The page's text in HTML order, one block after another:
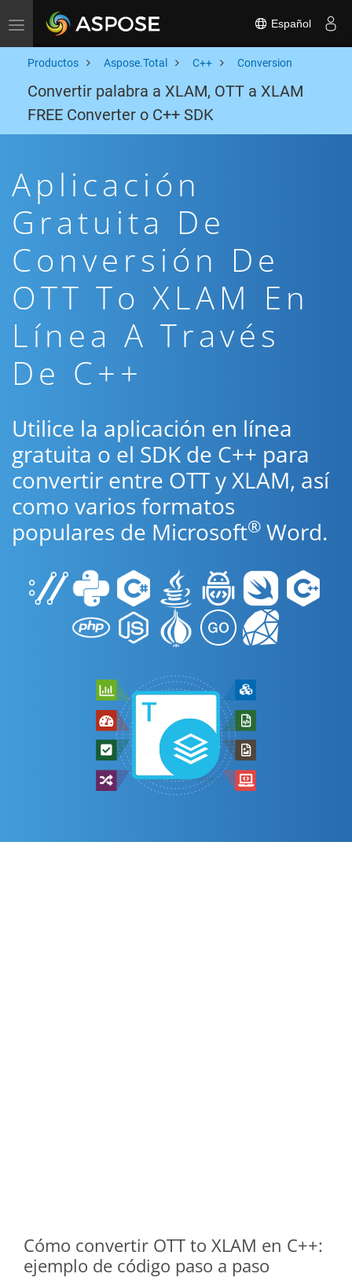
Toggle navigation Español
Productos Aspose.Total C++ Conversion
Convertir palabra a XLAM, OTT a XLAM
FREE Converter o C++ SDK
Aplicación
Gratuita De
Conversión De
OTT To XLAM En
Línea A Través
De C++
Utilice la aplicación en línea
gratuita o el SDK de C++ para
convertir entre OTT y XLAM, así
como varios formatos
populares de Microsoft® Word.
Cómo convertir OTT to XLAM en C++:
ejemplo de código paso a paso